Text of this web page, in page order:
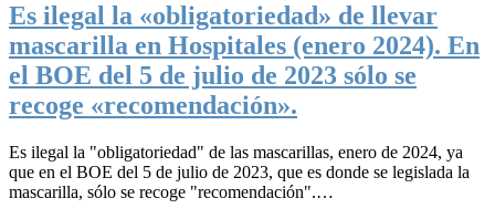
Es ilegal la «obligatoriedad» de llevar
mascarilla en Hospitales (enero 2024). En
el BOE del 5 de julio de 2023 sólo se
recoge «recomendación».
Es ilegal la "obligatoriedad" de las mascarillas, enero de 2024, ya
que en el BOE del 5 de julio de 2023, que es donde se legislada la
mascarilla, sólo se recoge "recomendación".…